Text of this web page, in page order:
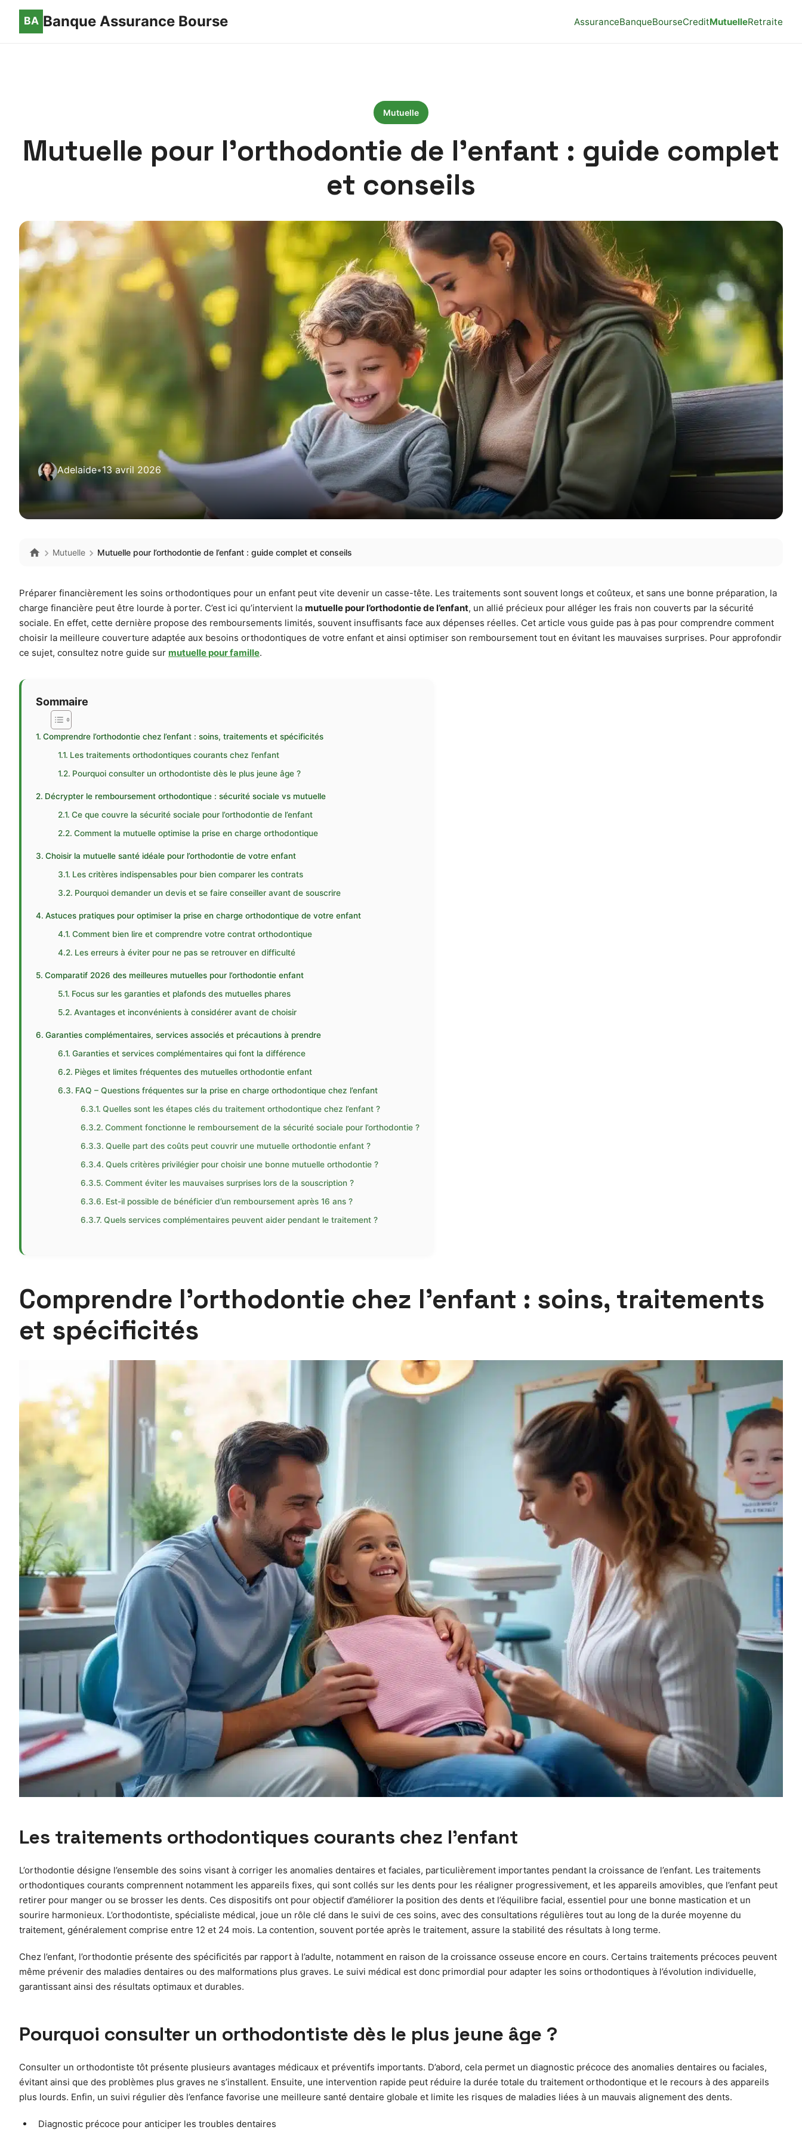
Banque Assurance Bourse AssuranceBanqueBourseCreditMutuelleRetraite
Mutuelle
Mutuelle pour l’orthodontie de l’enfant : guide complet
et conseils
Adelaide•13 avril 2026
Mutuelle Mutuelle pour l’orthodontie de l’enfant : guide complet et conseils
Préparer financièrement les soins orthodontiques pour un enfant peut vite devenir un casse-tête. Les traitements sont souvent longs et coûteux, et sans une bonne préparation, la
charge financière peut être lourde à porter. C’est ici qu’intervient la mutuelle pour l’orthodontie de l’enfant, un allié précieux pour alléger les frais non couverts par la sécurité
sociale. En effet, cette dernière propose des remboursements limités, souvent insuffisants face aux dépenses réelles. Cet article vous guide pas à pas pour comprendre comment
choisir la meilleure couverture adaptée aux besoins orthodontiques de votre enfant et ainsi optimiser son remboursement tout en évitant les mauvaises surprises. Pour approfondir
ce sujet, consultez notre guide sur mutuelle pour famille.
Sommaire
Comprendre l’orthodontie chez l’enfant : soins, traitements et spécificités
Les traitements orthodontiques courants chez l’enfant
Pourquoi consulter un orthodontiste dès le plus jeune âge ?
Décrypter le remboursement orthodontique : sécurité sociale vs mutuelle
Ce que couvre la sécurité sociale pour l’orthodontie de l’enfant
Comment la mutuelle optimise la prise en charge orthodontique
Choisir la mutuelle santé idéale pour l’orthodontie de votre enfant
Les critères indispensables pour bien comparer les contrats
Pourquoi demander un devis et se faire conseiller avant de souscrire
Astuces pratiques pour optimiser la prise en charge orthodontique de votre enfant
Comment bien lire et comprendre votre contrat orthodontique
Les erreurs à éviter pour ne pas se retrouver en difficulté
Comparatif 2026 des meilleures mutuelles pour l’orthodontie enfant
Focus sur les garanties et plafonds des mutuelles phares
Avantages et inconvénients à considérer avant de choisir
Garanties complémentaires, services associés et précautions à prendre
Garanties et services complémentaires qui font la différence
Pièges et limites fréquentes des mutuelles orthodontie enfant
FAQ – Questions fréquentes sur la prise en charge orthodontique chez l’enfant
Quelles sont les étapes clés du traitement orthodontique chez l’enfant ?
Comment fonctionne le remboursement de la sécurité sociale pour l’orthodontie ?
Quelle part des coûts peut couvrir une mutuelle orthodontie enfant ?
Quels critères privilégier pour choisir une bonne mutuelle orthodontie ?
Comment éviter les mauvaises surprises lors de la souscription ?
Est-il possible de bénéficier d’un remboursement après 16 ans ?
Quels services complémentaires peuvent aider pendant le traitement ?
Comprendre l’orthodontie chez l’enfant : soins, traitements
et spécificités
Les traitements orthodontiques courants chez l’enfant
L’orthodontie désigne l’ensemble des soins visant à corriger les anomalies dentaires et faciales, particulièrement importantes pendant la croissance de l’enfant. Les traitements
orthodontiques courants comprennent notamment les appareils fixes, qui sont collés sur les dents pour les réaligner progressivement, et les appareils amovibles, que l’enfant peut
retirer pour manger ou se brosser les dents. Ces dispositifs ont pour objectif d’améliorer la position des dents et l’équilibre facial, essentiel pour une bonne mastication et un
sourire harmonieux. L’orthodontiste, spécialiste médical, joue un rôle clé dans le suivi de ces soins, avec des consultations régulières tout au long de la durée moyenne du
traitement, généralement comprise entre 12 et 24 mois. La contention, souvent portée après le traitement, assure la stabilité des résultats à long terme.
Chez l’enfant, l’orthodontie présente des spécificités par rapport à l’adulte, notamment en raison de la croissance osseuse encore en cours. Certains traitements précoces peuvent
même prévenir des maladies dentaires ou des malformations plus graves. Le suivi médical est donc primordial pour adapter les soins orthodontiques à l’évolution individuelle,
garantissant ainsi des résultats optimaux et durables.
Pourquoi consulter un orthodontiste dès le plus jeune âge ?
Consulter un orthodontiste tôt présente plusieurs avantages médicaux et préventifs importants. D’abord, cela permet un diagnostic précoce des anomalies dentaires ou faciales,
évitant ainsi que des problèmes plus graves ne s’installent. Ensuite, une intervention rapide peut réduire la durée totale du traitement orthodontique et le recours à des appareils
plus lourds. Enfin, un suivi régulier dès l’enfance favorise une meilleure santé dentaire globale et limite les risques de maladies liées à un mauvais alignement des dents.
Diagnostic précoce pour anticiper les troubles dentaires